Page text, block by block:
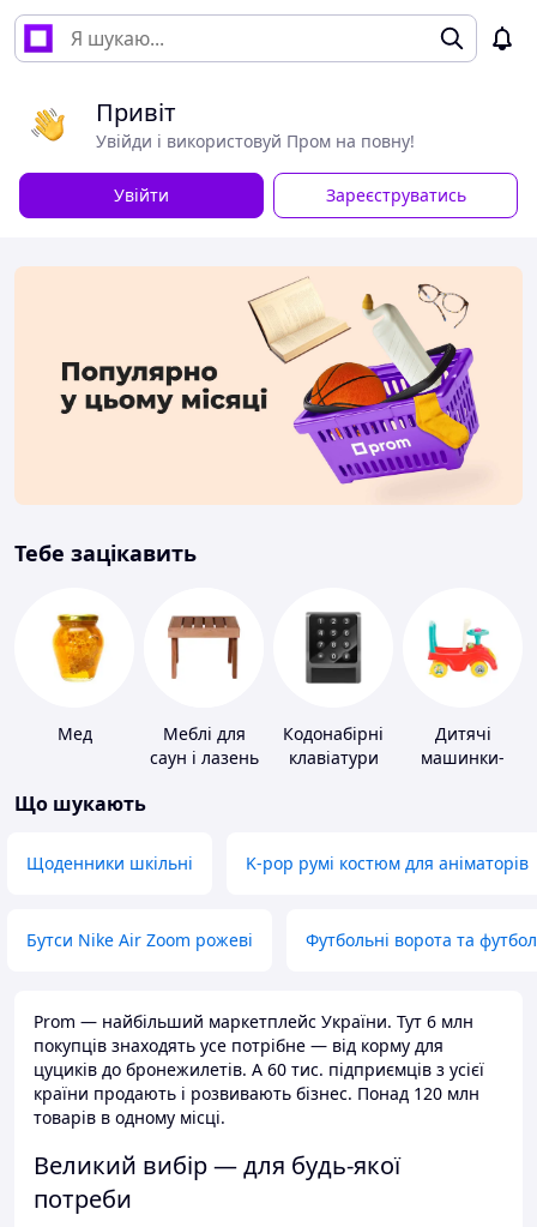
Привіт
Увійди і використовуй Пром на повну!
Увійти Зареєструватись
Тебе зацікавить
Мед
Меблі для
саун і лазень
Кодонабірні
клавіатури
Дитячі
машинки-
Що шукають
Щоденники шкільні K-pop румі костюм для аніматорів
Бутси Nike Air Zoom рожеві Футбольні ворота та
Prom — найбільший маркетплейс України. Тут 6 млн
покупців знаходять усе потрібне — від корму для
цуциків до бронежилетів. А 60 тис. підприємців з усієї
країни продають і розвивають бізнес. Понад 120 млн
товарів в одному місці.
Великий вибір — для будь-якої
потреби